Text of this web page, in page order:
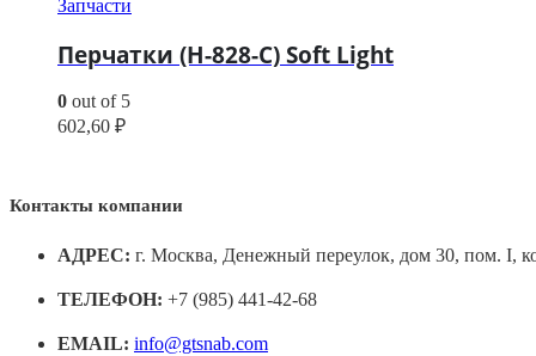
Запчасти
Перчатки (H-828-C) Soft Light
0 out of 5
602,60 ₽
Контакты компании
АДРЕС: г. Москва, Денежный переулок, дом 30, пом. I,
ТЕЛЕФОН: +7 (985) 441-42-68
EMAIL: info@gtsnab.com